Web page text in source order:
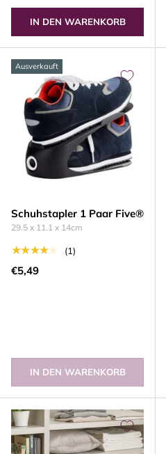
IN DEN WARENKORB
Ausverkauft
Schuhstapler 1 Paar Five®
29.5 x 11.1 x 14cm
★★★★★ (1)
€5,49
IN DEN WARENKORB